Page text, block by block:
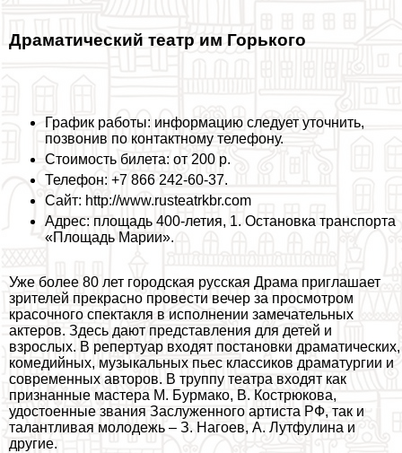
Драматический театр им Горького
График работы: информацию следует уточнить,
позвонив по контактному телефону.
Стоимость билета: от 200 р.
Телефон: +7 866 242-60-37.
Сайт: http://www.rusteatrkbr.com
Адрес: площадь 400-летия, 1. Остановка трaнcпорта
«Площадь Марии».
Уже более 80 лет городская русская Драма приглашает
зрителей прекрасно провести вечер за просмотром
красочного спектакля в исполнении замечательных
актеров. Здесь дают представления для детей и
взрослых. В репертуар входят постановки драматических,
комедийных, музыкальных пьес классиков драматургии и
современных авторов. В труппу театра входят как
признанные мастера М. Бурмако, В. Кострюкова,
удостоенные звания Заслуженного артиста РФ, так и
талантливая молодежь – З. Нагоев, А. Лутфулина и
другие.